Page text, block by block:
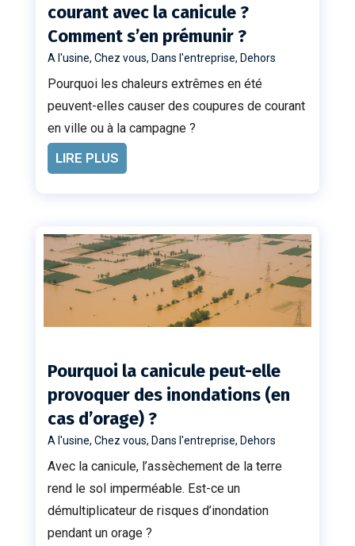
courant avec la canicule ?
Comment s’en prémunir ?
A l'usine, Chez vous, Dans l'entreprise, Dehors
Pourquoi les chaleurs extrêmes en été
peuvent-elles causer des coupures de courant
en ville ou à la campagne ?
LIRE PLUS
Pourquoi la canicule peut-elle
provoquer des inondations (en
cas d’orage) ?
A l'usine, Chez vous, Dans l'entreprise, Dehors
Avec la canicule, l’assèchement de la terre
rend le sol imperméable. Est-ce un
démultiplicateur de risques d’inondation
pendant un orage ?